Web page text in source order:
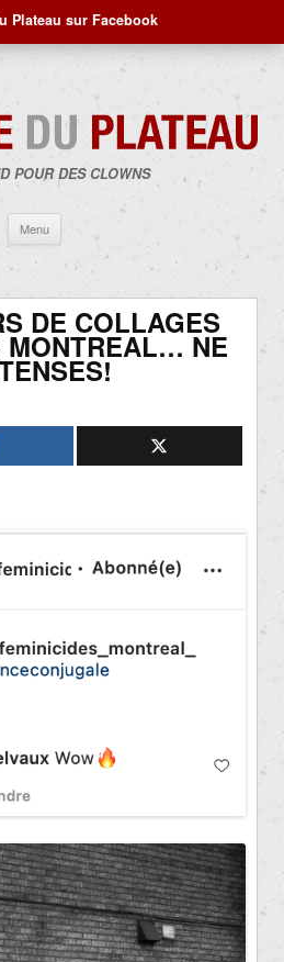
Plateau sur Facebook
POUR DES CLOWNS
Menu
contenu
DE COLLAGES
MONTREAL… NE